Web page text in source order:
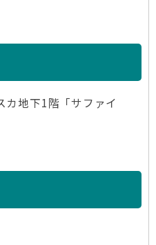
カ地下1階「サファイ